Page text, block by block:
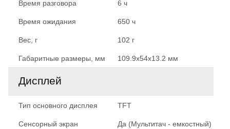
Время разговора 6 ч
Время ожидания 650 ч
Вес, г 102 г
Габаритные размеры, мм 109.9x54x13.2 мм
Дисплей
Тип основного дисплея TFT
Сенсорный экран Да (Мультитач - емкостный)